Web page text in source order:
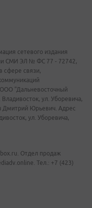
сетевого издания
СМИ ЭЛ № ФС 77 - 72742,
сфере связи,
ООО "Дальневосточный
ул. Уборевича,
Дмитрий Юрьевич. Адрес
ул. Уборевича,
Отдел продаж
Тел.: +7 (423)